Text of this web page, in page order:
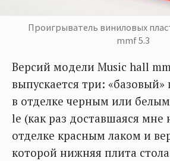
Проигрыватель виниловых
mmf 5.3
Версий модели Music hall
выпускается три: «базовый»
в отделке черным или
le (как раз доставшаяся мне
отделке красным лаком и
которой нижняя плита